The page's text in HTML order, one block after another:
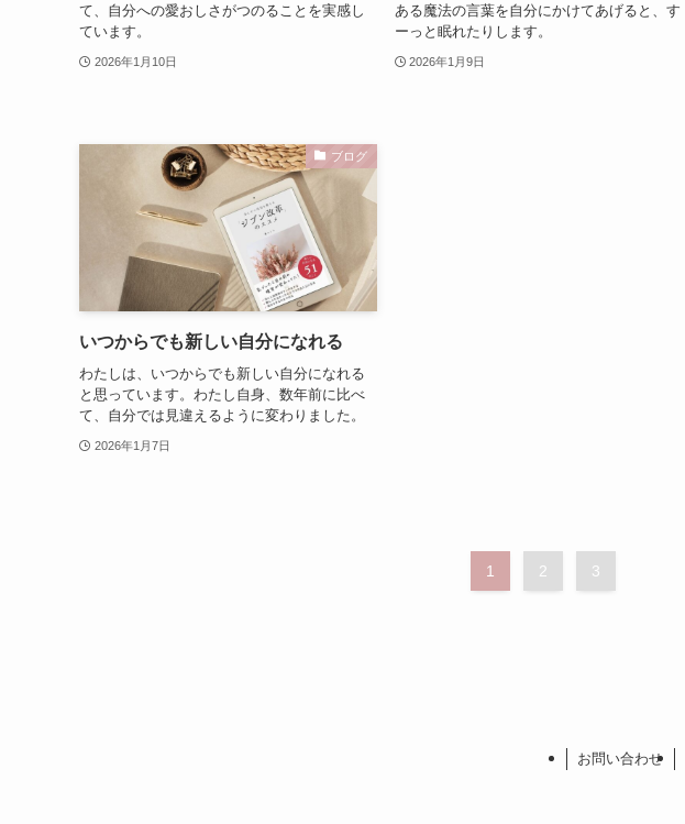
て、自分への愛おしさがつのることを実感し
ています。
2026年1月10日
ある魔法の言葉を自分にかけてあげると、す
ーっと眠れたりします。
2026年1月9日
ブログ
いつからでも新しい自分になれる
わたしは、いつからでも新しい自分になれる
と思っています。わたし自身、数年前に比べ
て、自分では見違えるように変わりました。
2026年1月7日
1 2 3
お問い合わせ